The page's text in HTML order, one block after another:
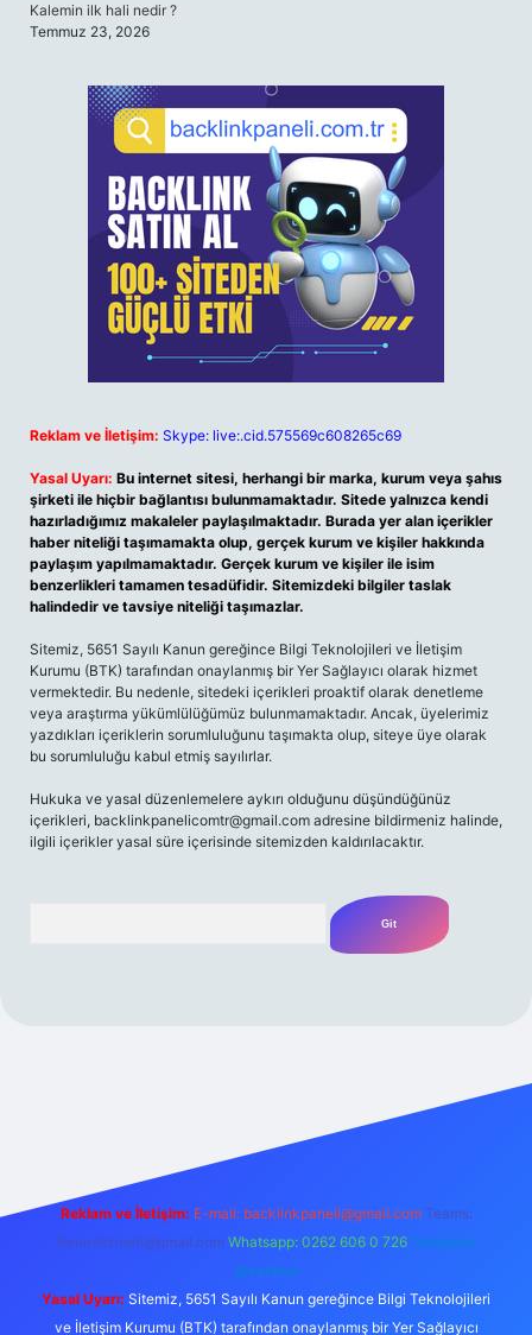
Kalemin ilk hali nedir ?
Temmuz 23, 2026
Reklam ve İletişim: Skype: live:.cid.575569c608265c69
Yasal Uyarı: Bu internet sitesi, herhangi bir marka, kurum veya şahıs
şirketi ile hiçbir bağlantısı bulunmamaktadır. Sitede yalnızca kendi
hazırladığımız makaleler paylaşılmaktadır. Burada yer alan içerikler
haber niteliği taşımamakta olup, gerçek kurum ve kişiler hakkında
paylaşım yapılmamaktadır. Gerçek kurum ve kişiler ile isim
benzerlikleri tamamen tesadüfidir. Sitemizdeki bilgiler taslak
halindedir ve tavsiye niteliği taşımazlar.
Sitemiz, 5651 Sayılı Kanun gereğince Bilgi Teknolojileri ve İletişim
Kurumu (BTK) tarafından onaylanmış bir Yer Sağlayıcı olarak hizmet
vermektedir. Bu nedenle, sitedeki içerikleri proaktif olarak denetleme
veya araştırma yükümlülüğümüz bulunmamaktadır. Ancak, üyelerimiz
yazdıkları içeriklerin sorumluluğunu taşımakta olup, siteye üye olarak
bu sorumluluğu kabul etmiş sayılırlar.
Hukuka ve yasal düzenlemelere aykırı olduğunu düşündüğünüz
içerikleri, backlinkpanelicomtr@gmail.com adresine bildirmeniz halinde,
ilgili içerikler yasal süre içerisinde sitemizden kaldırılacaktır.
m elexbet
Reklam ve İletişim: E-mail: backlinkpaneli@gmail.com Teams:
forumhizmeti@gmail.com Whatsapp: 0262 606 0 726 Telegram:
@karabul
Yasal Uyarı: Sitemiz, 5651 Sayılı Kanun gereğince Bilgi Teknolojileri
ve İletişim Kurumu (BTK) tarafından onaylanmış bir Yer Sağlayıcı